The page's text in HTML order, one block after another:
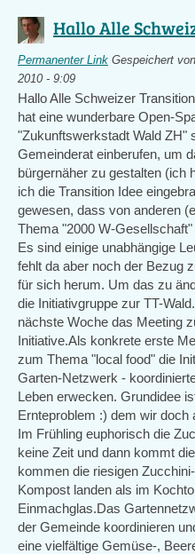
Hallo Alle
Permanenter Link Gespeichert von
2010 - 9:09
Hallo Alle Schweizer
hat eine wunderbare Open-
"Zukunftswerkstadt Wald ZH"
Gemeinderat einberufen, um
bürgernäher zu gestalten (ich
ich die Transition Idee
gewesen, dass von anderen
Thema "2000 W-
Es sind einige unabhängige
fehlt da aber noch der Bezug
für sich herum. Um das zu
die Initiativgruppe zur TT-
nächste Woche das Meeting
Initiative.Als konkrete erste
zum Thema "local food" die
Garten-Netzwerk -
Leben erwecken. Grundidee
Ernteproblem :) dem wir doch
Im Frühling euphorisch die
keine Zeit und dann kommt
kommen die riesigen
Kompost landen als im
Einmachglas.Das
der Gemeinde koordinieren
eine vielfältige Gemüse-,